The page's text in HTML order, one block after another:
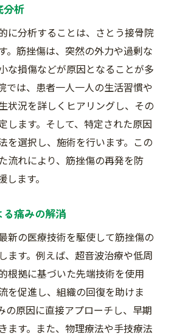
分析
に分析することは、さとう接骨院
。筋挫傷は、突然の外力や過剰な
な損傷などが原因となることが多
では、患者一人一人の生活習慣や
状況を詳しくヒアリングし、その
します。そして、特定された原因
を選択し、施術を行います。この
流れにより、筋挫傷の再発を防
ます。
痛みの解消
新の医療技術を駆使して筋挫傷の
ます。例えば、超音波治療や低周
根拠に基づいた先端技術を使用
を促進し、組織の回復を助けま
の原因に直接アプローチし、早期
ます。また、物理療法や手技療法